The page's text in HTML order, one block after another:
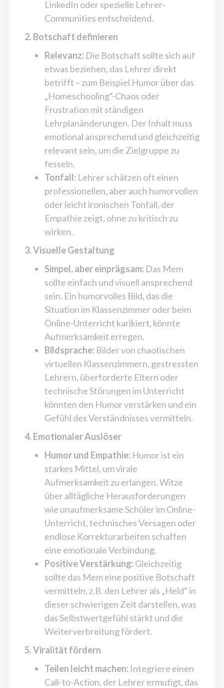
LinkedIn oder spezielle Lehrer-
Communities entscheidend.
2. Botschaft definieren
Relevanz: Die Botschaft sollte sich auf
etwas beziehen, das Lehrer direkt
betrifft – zum Beispiel Humor über das
„Homeschooling“-Chaos oder
Frustration mit ständigen
Lehrplanänderungen. Der Inhalt muss
emotional ansprechend und gleichzeitig
relevant sein, um die Zielgruppe zu
fesseln.
Tonfall: Lehrer schätzen oft einen
professionellen, aber auch humorvollen
oder leicht ironischen Tonfall, der
Empathie zeigt, ohne zu kritisch zu
wirken.
3. Visuelle Gestaltung
Simpel, aber einprägsam: Das Mem
sollte einfach und visuell ansprechend
sein. Ein humorvolles Bild, das die
Situation im Klassenzimmer oder beim
Online-Unterricht karikiert, könnte
Aufmerksamkeit erregen.
Bildsprache: Bilder von chaotischen
virtuellen Klassenzimmern, gestressten
Lehrern, überforderte Eltern oder
technische Störungen im Unterricht
könnten den Humor verstärken und ein
Gefühl des Verständnisses vermitteln.
4. Emotionaler Auslöser
Humor und Empathie: Humor ist ein
starkes Mittel, um virale
Aufmerksamkeit zu erlangen. Witze
über alltägliche Herausforderungen
wie unaufmerksame Schüler im Online-
Unterricht, technisches Versagen oder
endlose Korrekturarbeiten schaffen
eine emotionale Verbindung.
Positive Verstärkung: Gleichzeitig
sollte das Mem eine positive Botschaft
vermitteln, z.B. den Lehrer als „Held“ in
dieser schwierigen Zeit darstellen, was
das Selbstwertgefühl stärkt und die
Weiterverbreitung fördert.
5. Viralität fördern
Teilen leicht machen: Integriere einen
Call-to-Action, der Lehrer ermutigt, das